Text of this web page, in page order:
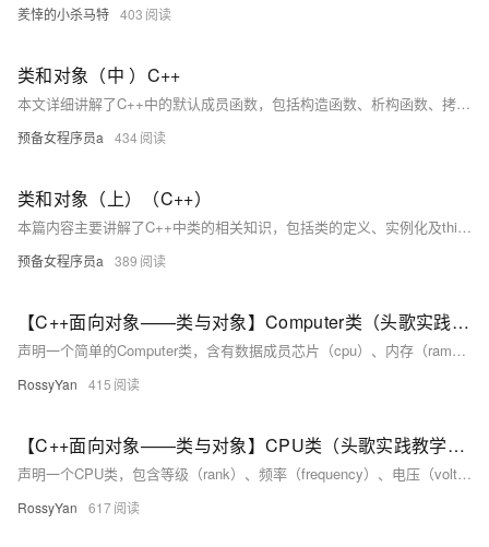
羑悻的小杀马特 403
类和对象（中 ）C++
本文详细讲解了C++中的默认成员函数，包括构造函数、析构函数、拷贝构造函数、赋值运算符重载和取地址运算符重载等内容。重点分析了各函数的特点、使用场景及相互关系，如构造函数的主要任务是初始化对象，而非创建空间；析构函数用于清理资源；拷贝构造与赋值运算符的区别在于前者用于创建新对象，后者用于已存在的对象赋值。同时，文章还探讨了运算符重载的规则及其应用场景，并通过实例加深理解。最后强调，若类中存在资源管理，需显式定义拷贝构造和赋值运算符以避免浅拷贝问题。
预备女程序员a 434
类和对象（上）（C++）
本篇内容主要讲解了C++中类的相关知识，包括类的定义、实例化及this指针的作用。详细说明了类的定义格式、成员函数默认为inline、访问限定符（public、protected、private）的使用规则，以及class与struct的区别。同时分析了类实例化的概念，对象大小的计算规则和内存对齐原则。最后介绍了this指针的工作机制，解释了成员函数如何通过隐含的this指针区分不同对象的数据。这些知识点帮助我们更好地理解C++中类的封装性和对象的实现原理。
预备女程序员a 389
【C++面向对象——类与对象】Computer类（头歌实践教学平台习题）【合集】
声明一个简单的Computer类，含有数据成员芯片（cpu）、内存（ram）、光驱（cdrom）等等，以及两个公有成员函数run、stop。只能在类的内部访问。这是一种数据隐藏的机制，用于保护类的数据不被外部随意修改。根据提示，在右侧编辑器补充代码，平台会对你编写的代码进行测试。成员可以在派生类（继承该类的子类）中访问。成员，在类的外部不能直接访问。可以在类的外部直接访问。为了完成本关任务，你需要掌握。
RossyYan 415
【C++面向对象——类与对象】CPU类（头歌实践教学平台习题）【合集】
声明一个CPU类，包含等级（rank）、频率（frequency）、电压（voltage）等属性，以及两个公有成员函数run、stop。根据提示，在右侧编辑器补充代码，平台会对你编写的代码进行测试。​ 相关知识 类的声明和使用。 类的声明和对象的声明。 构造函数和析构函数的执行。 一、类的声明和使用 1.类的声明基础 在C++中，类是创建对象的蓝图。类的声明定义了类的成员，包括数据成员（变量）和成员函数（方法）。一个简单的类声明示例如下： classMyClass{ public: int
RossyYan 617